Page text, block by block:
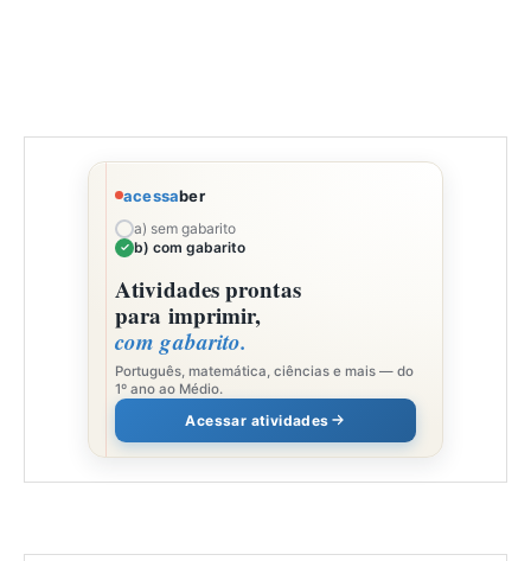
acessaber
a) sem gabarito
b) com gabarito
Atividades prontas
para imprimir,
com gabarito.
Português, matemática, ciências e mais — do
1º ano ao Médio.
Acessar atividades